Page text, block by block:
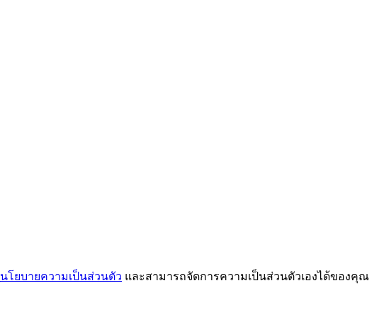
นโยบายความเป็นส่วนตัว และสามารถจัดการความเป็นส่วนตัวเองได้ของคุณ